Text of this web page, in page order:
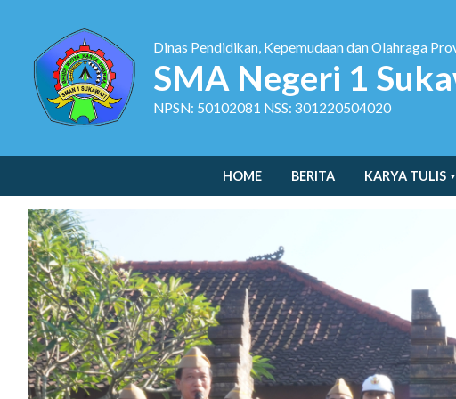
Dinas Pendidikan, Kepemudaan dan Olahraga
SMA Negeri 1
NPSN: 50102081 NSS: 301220504020
HOME BERITA KARYA TULIS